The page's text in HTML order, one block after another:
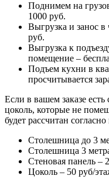
Поднимем на
1000 руб.
Выгрузка и занос
руб.
Выгрузка к
помещение –
Подъем кухни в
просчитывается
Если в вашем заказе
цоколь, которые не
будет рассчитан
Столешница до 3
Столешница 3
Стеновая панель –
Цоколь – 50 руб/